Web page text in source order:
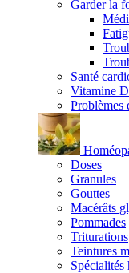
Garder la
Santé
Vitamine
Problèmes
Doses
Granules
Gouttes
Macérâts
Pommades
Triturations
Teintures
Spécialités